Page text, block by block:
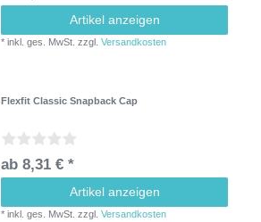
Artikel anzeigen
*inkl. ges. MwSt. zzgl.Versandkosten
Flexfit Classic Snapback Cap
ab 8,31 € *
Artikel anzeigen
*inkl. ges. MwSt. zzgl.Versandkosten